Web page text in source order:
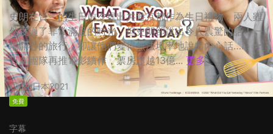
史朗在賢二的生日前夕提出共遊京都作為生日禮物，兩人雖
然度過了非常滿足的時光，但史朗卻說出令人震驚的話！一
場開心的旅行，卻讓他們變得無法坦率地說出內心話…… ☆
日劇團隊再推電影續作，票房超越13億... 更多
2h日本2021
免費
字幕